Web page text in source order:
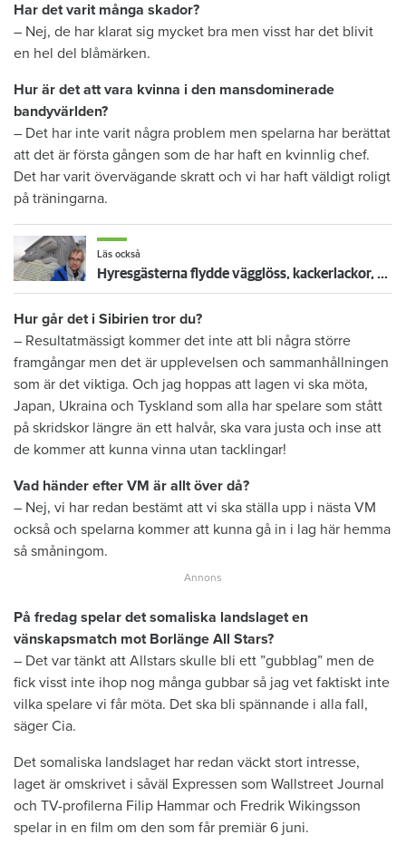
Har det varit många skador?
– Nej, de har klarat sig mycket bra men visst har det blivit
en hel del blåmärken.
Hur är det att vara kvinna i den mansdominerade
bandyvärlden?
– Det har inte varit några problem men spelarna har berättat
att det är första gången som de har haft en kvinnlig chef.
Det har varit övervägande skratt och vi har haft väldigt roligt
på träningarna.
Läs också
Hyresgästerna flydde vägglöss, kackerlackor, kyla och mögel: "Vaknade av att det kröp på kroppen"
Hur går det i Sibirien tror du?
– Resultatmässigt kommer det inte att bli några större
framgångar men det är upplevelsen och sammanhållningen
som är det viktiga. Och jag hoppas att lagen vi ska möta,
Japan, Ukraina och Tyskland som alla har spelare som stått
på skridskor längre än ett halvår, ska vara justa och inse att
de kommer att kunna vinna utan tacklingar!
Vad händer efter VM är allt över då?
– Nej, vi har redan bestämt att vi ska ställa upp i nästa VM
också och spelarna kommer att kunna gå in i lag här hemma
så småningom.
På fredag spelar det somaliska landslaget en
vänskapsmatch mot Borlänge All Stars?
– Det var tänkt att Allstars skulle bli ett ”gubblag” men de
fick visst inte ihop nog många gubbar så jag vet faktiskt inte
vilka spelare vi får möta. Det ska bli spännande i alla fall,
säger Cia.
Det somaliska landslaget har redan väckt stort intresse,
laget är omskrivet i såväl Expressen som Wallstreet Journal
och TV-profilerna Filip Hammar och Fredrik Wikingsson
spelar in en film om den som får premiär 6 juni.